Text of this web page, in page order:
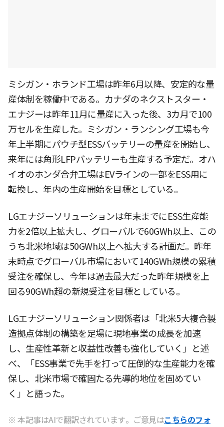
ミシガン・ホランド工場は昨年6月以降、安定的な量
産体制を稼働中である。カナダのネクストスター・
エナジーは昨年11月に量産に入った後、3カ月で100
万セルを生産した。ミシガン・ランシング工場も今
年上半期にパウチ型ESSバッテリーの量産を開始し、
来年には角形LFPバッテリーも生産する予定だ。オハ
イオのホンダ合弁工場はEVラインの一部をESS用に
転換し、年内の生産開始を目標としている。
LGエナジーソリューションは年末までにESS生産能
力を2倍以上拡大し、グローバルで60GWh以上、この
うち北米地域は50GWh以上へ拡大する計画だ。昨年
末時点でグローバル市場において140GWh規模の累積
受注を確保し、今年は過去最大だった昨年規模を上
回る90GWh超の新規受注を目標としている。
LGエナジーソリューション関係者は「北米5大複合製
造拠点体制の構築を足場に現地事業の成長を加速
し、生産性革新と収益性改善も強化していく」と述
べ、「ESS事業で先手を打って圧倒的な生産能力を確
保し、北米市場で確固たる先導的地位を固めてい
く」と語った。
※ 本記事はAIで翻訳されています。ご意見はこちらのフォ